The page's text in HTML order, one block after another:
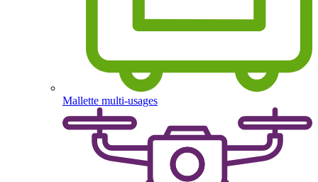
Mallette multi-usages